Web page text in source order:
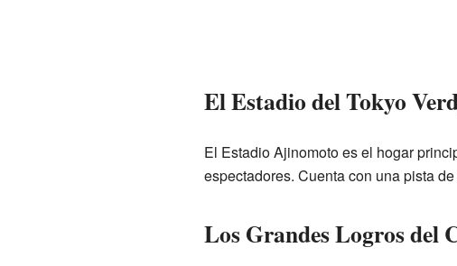
El Estadio del Tokyo
El Estadio Ajinomoto es el hogar
espectadores. Cuenta con una pista
Los Grandes Logros del